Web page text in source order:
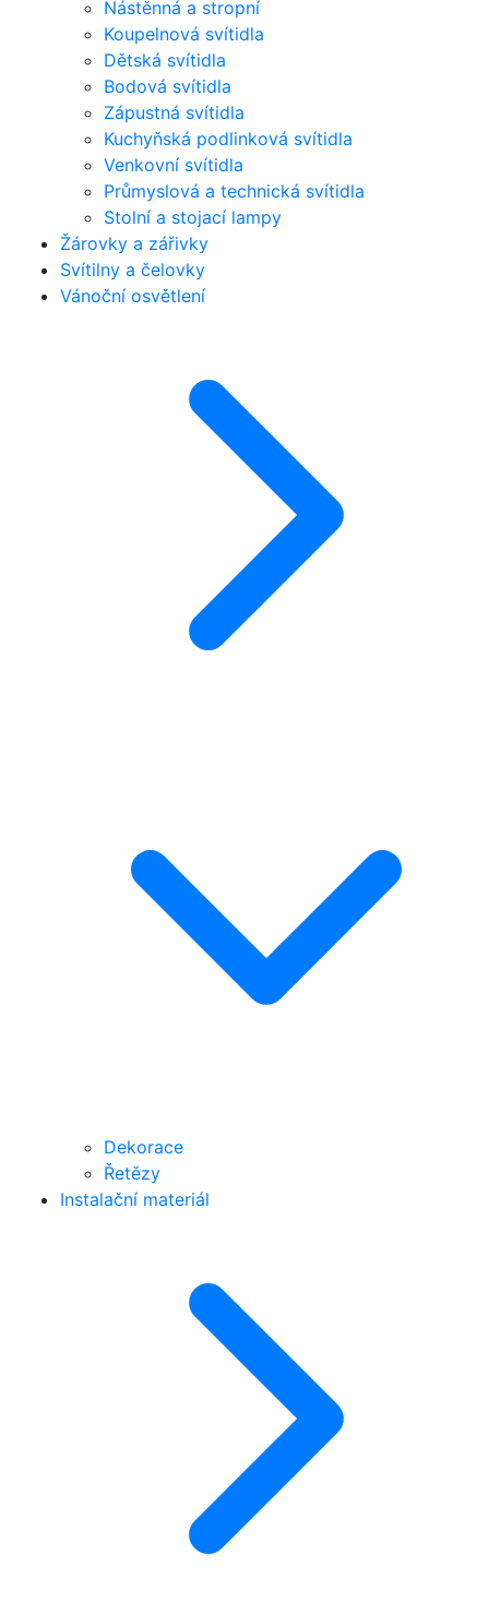
Nástěnná a stropní
Koupelnová svítidla
Dětská svítidla
Bodová svítidla
Zápustná svítidla
Kuchyňská podlinková svítidla
Venkovní svítidla
Průmyslová a technická svítidla
Stolní a stojací lampy
Žárovky a zářivky
Svítilny a čelovky
Vánoční osvětlení
Dekorace
Řetězy
Instalační materiál